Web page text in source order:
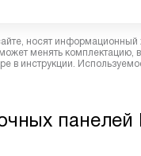
носят
менять комплектацию,
в инструкции.
панелей